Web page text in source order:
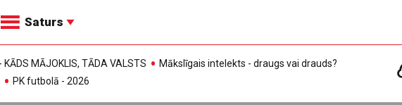
Saturs
MĀJOKLIS, TĀDA VALSTS
Mākslīgais intelekts - draugs vai drauds?
PK futbolā - 2026